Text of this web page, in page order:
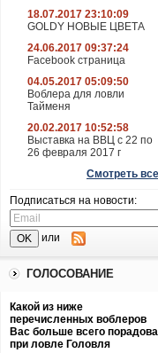
18.07.2017 23:10:09
GOLDY НОВЫЕ ЦВЕТА
24.06.2017 09:37:24
Facebook страница
04.05.2017 05:09:50
Воблера для ловли
Тайменя
20.02.2017 10:52:58
Выставка на ВВЦ с 22 по
26 февраля 2017 г
Смотреть
Подписаться на новости:
или
ГОЛОСОВАНИЕ
Какой из ниже
перечисленных воблеров
Вас больше всего
при ловле Головля